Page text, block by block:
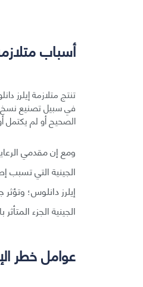
أسباب
تنتج متلازمة
في سبيل تصنيع نسخ
الصحيح أو لم يكتمل
ومع إن مقدمي
إيلرز دانلوس؛
الجينية الجزء
عوامل خطر